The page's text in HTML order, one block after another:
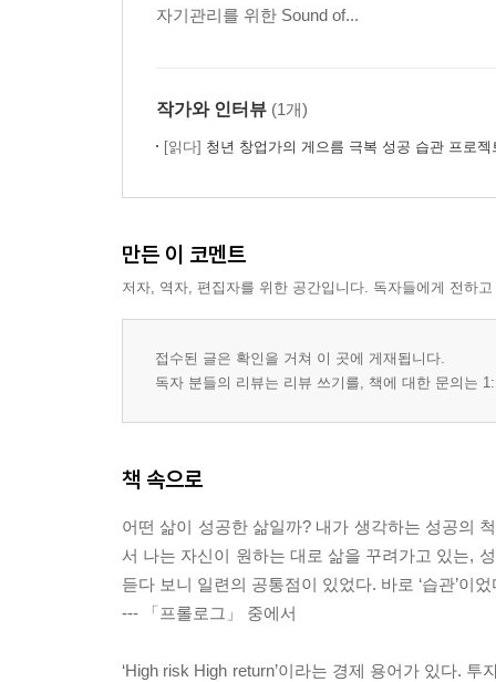
자기관리를 위한 Sound of...
작가와 인터뷰 (1개)
[읽다] 청년 창업가의 게으름 극복 성공 습관 프로젝
만든 이 코멘트
저자, 역자, 편집자를 위한 공간입니다. 독자들에게 전하
접수된 글은 확인을 거쳐 이 곳에 게재됩니다.
독자 분들의 리뷰는 리뷰 쓰기를, 책에 대한 문의는
책 속으로
어떤 삶이 성공한 삶일까? 내가 생각하는 성공의
서 나는 자신이 원하는 대로 삶을 꾸려가고 있는,
듣다 보니 일련의 공통점이 있었다. 바로 ‘습관’이었
--- 「프롤로그」 중에서
‘High risk High return’이라는 경제 용어가 있다.